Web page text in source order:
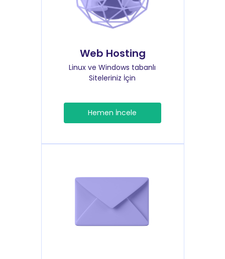
Web Hosting
Linux ve Windows tabanlı
Siteleriniz İçin
Hemen İncele